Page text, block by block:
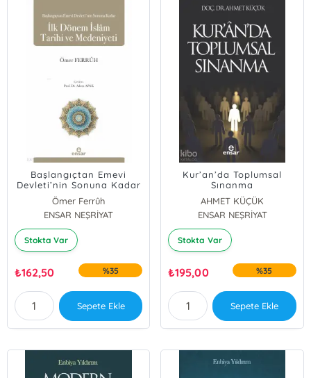
Başlangıçtan Emevi
Devleti’nin Sonuna Kadar
İlk Dönem İslam Tarihi ve
Medeniyeti
Ömer Ferrûh
ENSAR NEŞRİYAT
Stokta Var
₺162,50 %35
Sepete Ekle
Kur’an’da Toplumsal
Sınanma
AHMET KÜÇÜK
ENSAR NEŞRİYAT
Stokta Var
₺195,00 %35
Sepete Ekle